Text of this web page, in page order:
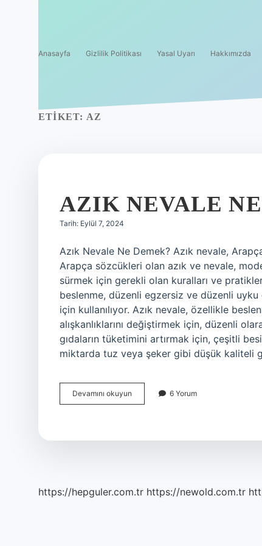
Anasayfa Gizlilik Politikası Yasal Uyarı Hakkımızda
ETIKET: AZ
AZIK NEVALE
Tarih: Eylül 7, 2024
Azık Nevale Ne Demek? Azık nevale,
Arapça sözcükleri olan azık ve nevale,
sürmek için gerekli olan kuralları ve
beslenme, düzenli egzersiz ve düzenli
için kullanılıyor. Azık nevale, özellikle
alışkanlıklarını değiştirmek için, düzenli
gıdaların tüketimini artırmak için, çeşitli
miktarda tuz veya şeker gibi düşük kaliteli
Devamını okuyun
nevale
6 Yorum
https://hepguler.com.tr https://newold.com.tr